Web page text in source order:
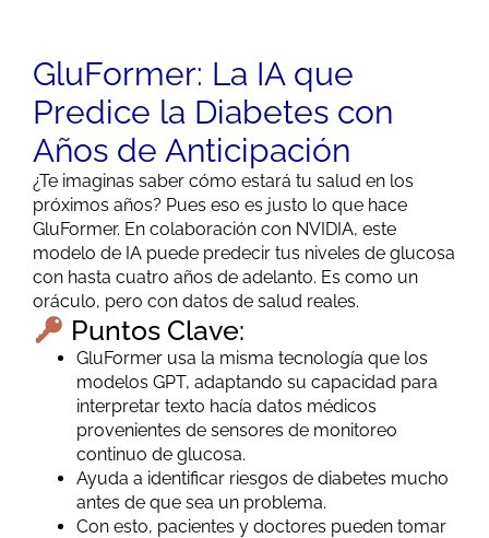
GluFormer: La IA que
Predice la Diabetes con
Años de Anticipación
¿Te imaginas saber cómo estará tu salud en los
próximos años? Pues eso es justo lo que hace
GluFormer. En colaboración con NVIDIA, este
modelo de IA puede predecir tus niveles de glucosa
con hasta cuatro años de adelanto. Es como un
oráculo, pero con datos de salud reales.
Puntos Clave:
GluFormer usa la misma tecnología que los
modelos GPT, adaptando su capacidad para
interpretar texto hacía datos médicos
provenientes de sensores de monitoreo
continuo de glucosa.
Ayuda a identificar riesgos de diabetes mucho
antes de que sea un problema.
Con esto, pacientes y doctores pueden tomar